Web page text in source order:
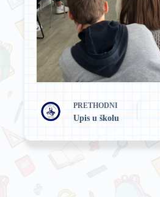
PRETHODNI
Upis u školu